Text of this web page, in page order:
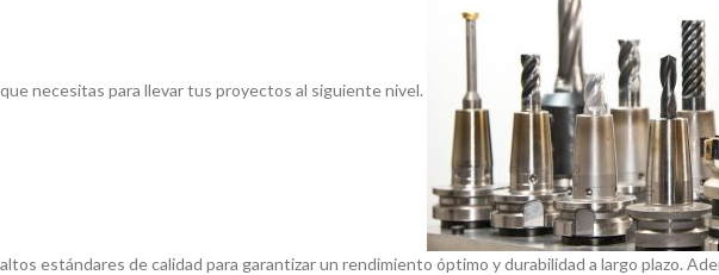
que necesitas para llevar tus proyectos al siguiente nivel.
altos estándares de calidad para garantizar un rendimiento óptimo y durabilidad a largo plazo.